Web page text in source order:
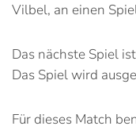
Vilbel, an einen
Das nächste Spiel
Das Spiel wird
Für dieses Match